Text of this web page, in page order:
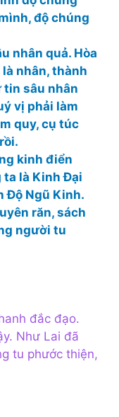
độ chúng
nhân quả. Hòa
nhân, thành
tin sâu nhân
vị phải làm
quy, cụ túc
kinh điển
ta là Kinh Đại
Độ Ngũ Kinh.
răn, sách
người tu
đắc đạo.
Như Lai đã
tu phước thiện,